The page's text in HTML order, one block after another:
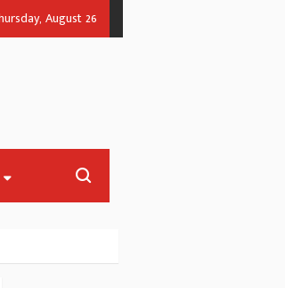
+ பட்டுப்புடவை விலை எவ்வளவு? - அமைச்சர்
August 26